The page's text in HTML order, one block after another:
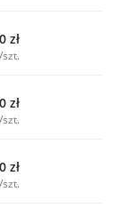
zł
szt.
zł
szt.
zł
szt.